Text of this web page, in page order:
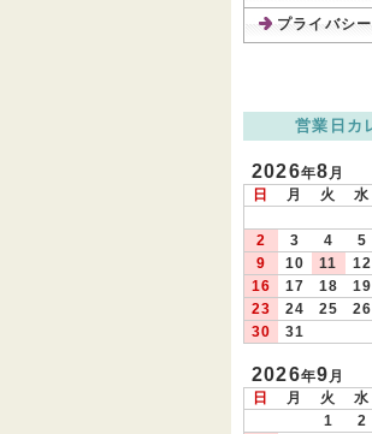
プライバシ
営業日カ
2026年8月
日
月 火 水
2
3 4 5
9
10 11 12
16
17 18 19
23
24 25 26
30
31
2026年9月
日
月 火 水
1
2